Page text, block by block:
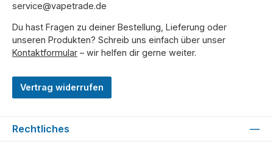
service@vapetrade.de
Du hast Fragen zu deiner Bestellung, Lieferung oder
unseren Produkten? Schreib uns einfach über unser
Kontaktformular – wir helfen dir gerne weiter.
Vertrag widerrufen
Rechtliches